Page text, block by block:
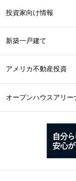
投資家向け情報
新築一戸建て
アメリカ不動産投資
オープンハウスアリー